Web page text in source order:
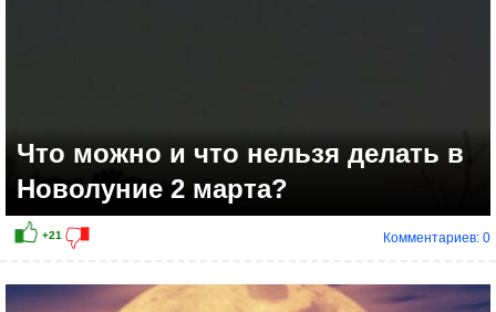
Что можно и что нельзя делать в
Новолуние 2 марта?
Комментариев: 0